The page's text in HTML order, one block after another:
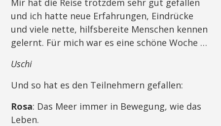
und ich hatte neue Erfahrungen, Eindrücke
und viele nette, hilfsbereite Menschen kennen
gelernt. Für mich war es eine schöne Woche …
Uschi
Und so hat es den Teilnehmern gefallen:
Rosa: Das Meer immer in Bewegung, wie das
Leben.